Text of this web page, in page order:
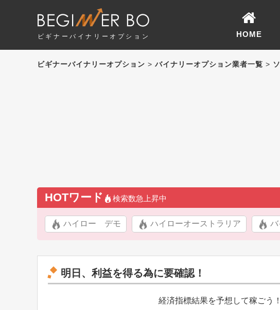
ビギナーバイナリーオプション HOME
ビギナーバイナリーオプション > バイナリーオプション業者一覧 >
HOTワード 検索数急上昇中
ハイロー デモ ハイローオーストラリア
明日、利益を得る為に要確認！
経済指標結果を予想して稼ごう